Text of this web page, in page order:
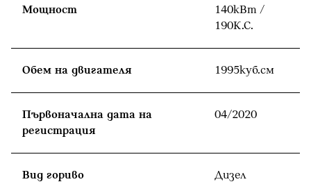
Мощност
140кВт /
190К.С.
Обем на двигателя 1995куб.cм
Първоначална дата на
регистрация
04/2020
Вид гориво Дизел